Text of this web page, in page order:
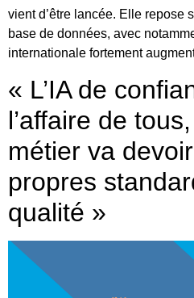
vient d’être lancée. Elle repose
base de données, avec
internationale fortement
« L’IA de
l’affaire de
métier va
propres
qualité »